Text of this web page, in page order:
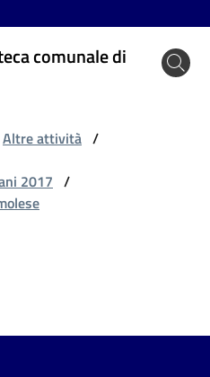
comunale di
Altre attività /
2017 /